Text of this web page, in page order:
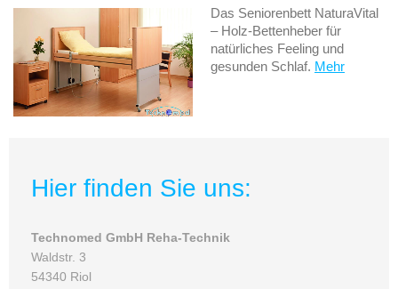
Das Seniorenbett NaturaVital
– Holz-Bettenheber für
natürliches Feeling und
gesunden Schlaf. Mehr
Hier finden Sie uns:
Technomed GmbH Reha-Technik
Waldstr. 3
54340 Riol